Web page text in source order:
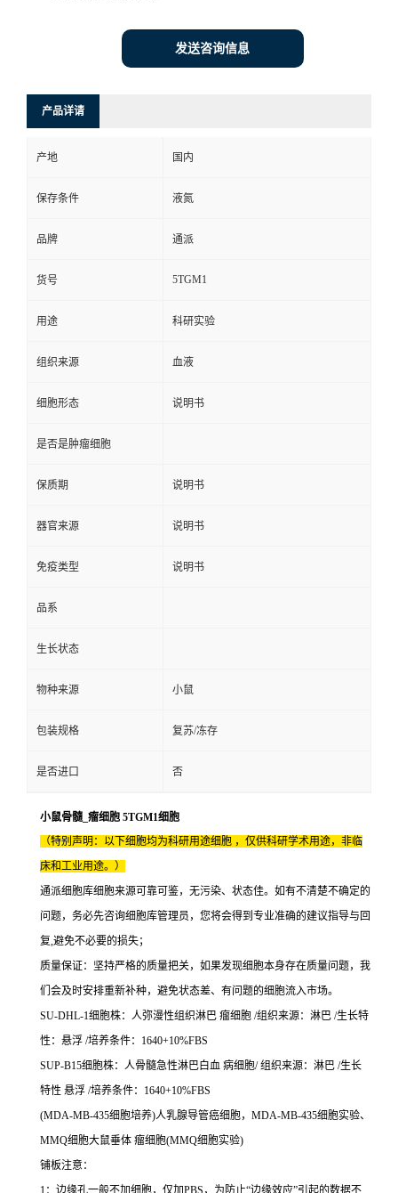
发送咨询信息
产品详请
产地 国内
保存条件 液氮
品牌 通派
货号 5TGM1
用途 科研实验
组织来源 血液
细胞形态 说明书
是否是肿瘤细胞
保质期 说明书
器官来源 说明书
免疫类型 说明书
品系
生长状态
物种来源 小鼠
包装规格 复苏/冻存
是否进口 否
小鼠骨髓_瘤细胞 5TGM1细胞
（特别声明：以下细胞均为科研用途细胞 ，仅供科研学术用途，非临
床和工业用途。）
通派细胞库细胞来源可靠可鉴，无污染、状态佳。如有不清楚不确定的
问题，务必先咨询细胞库管理员，您将会得到专业准确的建议指导与回
复,避免不必要的损失；
质量保证：坚持严格的质量把关，如果发现细胞本身存在质量问题，我
们会及时安排重新补种，避免状态差、有问题的细胞流入市场。
SU-DHL-1细胞株：人弥漫性组织淋巴 瘤细胞 /组织来源：淋巴 /生长特
性：悬浮 /培养条件：1640+10%FBS
SUP-B15细胞株：人骨髓急性淋巴白血 病细胞/ 组织来源：淋巴 /生长
特性 悬浮 /培养条件：1640+10%FBS
(MDA-MB-435细胞培养)人乳腺导管癌细胞，MDA-MB-435细胞实验、
MMQ细胞大鼠垂体 瘤细胞(MMQ细胞实验)
铺板注意：
1：边缘孔一般不加细胞，仅加PBS，为防止“边缘效应”引起的数据不